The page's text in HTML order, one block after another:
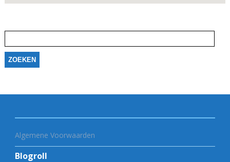
naar:
Algemene Voorwaarden
Blogroll